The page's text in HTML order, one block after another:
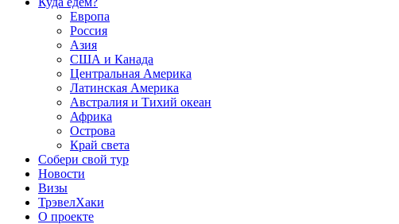
Европа
Россия
Азия
США и Канада
Центральная Америка
Латинская Америка
Австралия и Тихий океан
Африка
Острова
Край света
Собери свой тур
Новости
Визы
ТрэвелХаки
О проекте